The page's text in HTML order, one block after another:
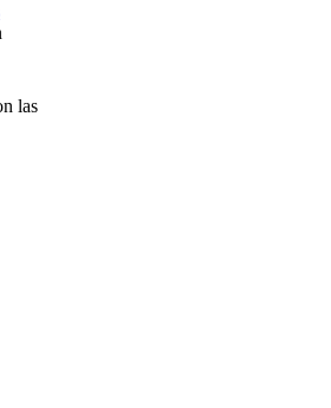
las